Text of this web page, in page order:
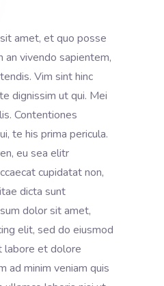
amet, et quo posse
an vivendo sapientem,
Vim sint hinc
dignissim ut qui. Mei
Contentiones
te his prima pericula.
eu sea elitr
cupidatat non,
dicta sunt
dolor sit amet,
elit, sed do eiusmod
labore et dolore
ad minim veniam quis